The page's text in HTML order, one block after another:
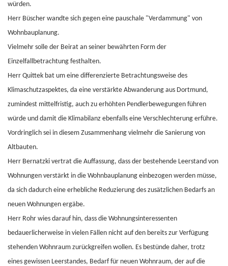
würden.
Herr Büscher wandte sich gegen eine pauschale "Verdammung" von
Wohnbauplanung.
Vielmehr solle der Beirat an seiner bewährten Form der
Einzelfallbetrachtung festhalten.
Herr Quittek bat um eine differenzierte Betrachtungsweise des
Klimaschutzaspektes, da eine verstärkte Abwanderung aus Dortmund,
zumindest mittelfristig, auch zu erhöhten Pendlerbewegungen führen
würde und damit die Klimabilanz ebenfalls eine Verschlechterung erführe.
Vordringlich sei in diesem Zusammenhang vielmehr die Sanierung von
Altbauten.
Herr Bernatzki vertrat die Auffassung, dass der bestehende Leerstand von
Wohnungen verstärkt in die Wohnbauplanung einbezogen werden müsse,
da sich dadurch eine erhebliche Reduzierung des zusätzlichen Bedarfs an
neuen Wohnungen ergäbe.
Herr Rohr wies darauf hin, dass die Wohnungsinteressenten
bedauerlicherweise in vielen Fällen nicht auf den bereits zur Verfügung
stehenden Wohnraum zurückgreifen wollen. Es bestünde daher, trotz
eines gewissen Leerstandes, Bedarf für neuen Wohnraum, der auf die